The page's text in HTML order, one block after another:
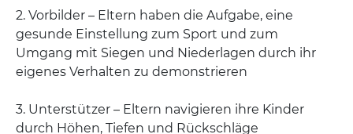
2. Vorbilder – Eltern haben die Aufgabe, eine
gesunde Einstellung zum Sport und zum
Umgang mit Siegen und Niederlagen durch ihr
eigenes Verhalten zu demonstrieren
3. Unterstützer – Eltern navigieren ihre Kinder
durch Höhen, Tiefen und Rückschläge